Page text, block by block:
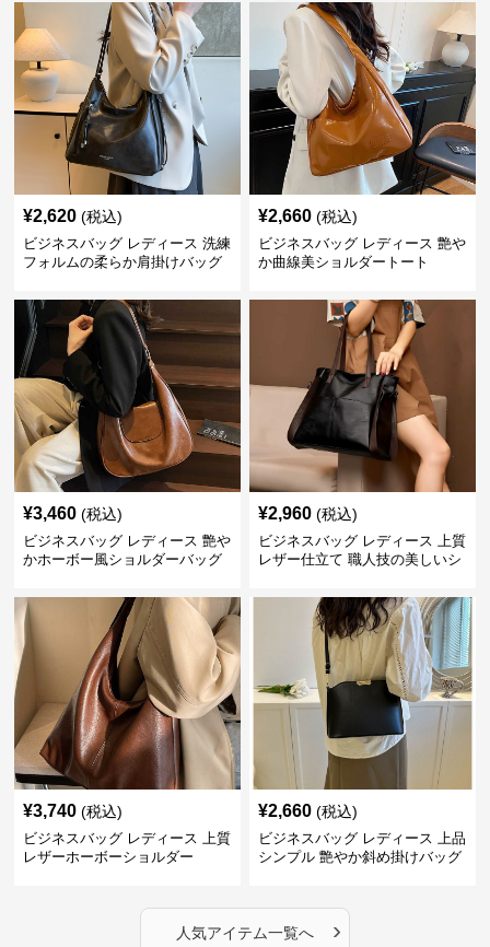
¥2,620 (税込)
ビジネスバッグ レディース 洗練
フォルムの柔らか肩掛けバッグ
¥2,660 (税込)
ビジネスバッグ レディース 艶や
か曲線美ショルダートート
¥3,460 (税込)
ビジネスバッグ レディース 艶や
かホーボー風ショルダーバッグ
¥2,960 (税込)
ビジネスバッグ レディース 上質
レザー仕立て 職人技の美しいシ
¥3,740 (税込)
ビジネスバッグ レディース 上質
レザーホーボーショルダー
¥2,660 (税込)
ビジネスバッグ レディース 上品
シンプル 艶やか斜め掛けバッグ
人気アイテム一覧へ ›